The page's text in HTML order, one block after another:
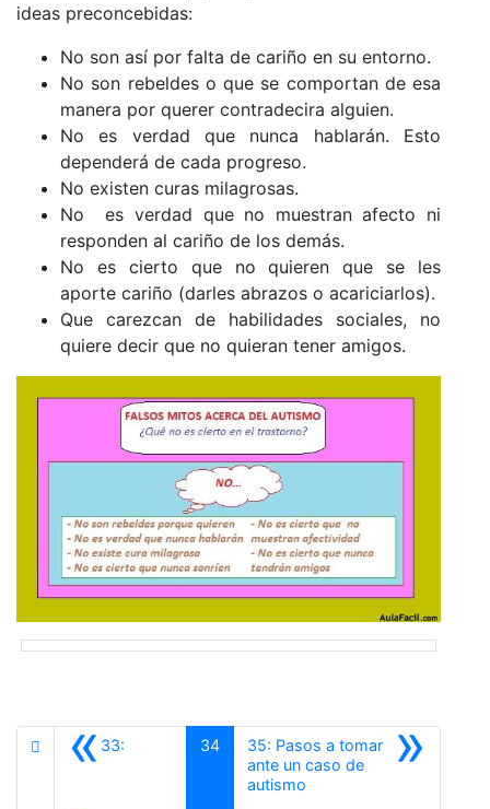
ideas preconcebidas:
No son así por falta de cariño en su entorno.
No son rebeldes o que se comportan de esa
manera por querer contradecira alguien.
No es verdad que nunca hablarán. Esto
dependerá de cada progreso.
No existen curas milagrosas.
No es verdad que no muestran afecto ni
responden al cariño de los demás.
No es cierto que no quieren que se les
aporte cariño (darles abrazos o acariciarlos).
Que carezcan de habilidades sociales, no
quiere decir que no quieran tener amigos.
«33: 34 »
35: Pasos a tomar
ante un caso de
autismo